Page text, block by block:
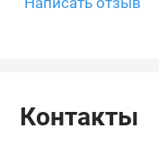
Контакты